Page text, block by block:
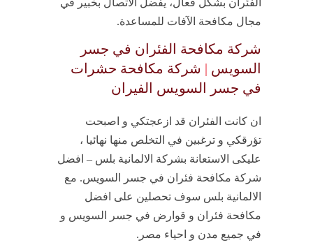
الفئران بشكل فعال، يفضل الاتصال بخبير في
مجال مكافحة الآفات للمساعدة.
شركة مكافحة الفئران في جسر
السويس | شركة مكافحة حشرات
في جسر السويس الفيران
ان كانت الفئران قد ازعجتكي و اصبحت
تؤرقكي و ترغبين في التخلص منها نهائيا ،
عليكى الاستعانة بشركة الالمانية بلس – افضل
شركة مكافحة فئران في جسر السويس. مع
الالمانية بلس سوف تحصلين على افضل
مكافحة فئران و قوارض في جسر السويس و
في جميع مدن و احياء مصر.